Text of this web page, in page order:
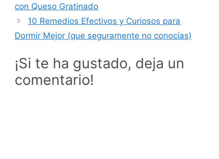
con Queso Gratinado
10 Remedios Efectivos y Curiosos para
Dormir Mejor (que seguramente no conocías)
¡Si te ha gustado, deja un
comentario!